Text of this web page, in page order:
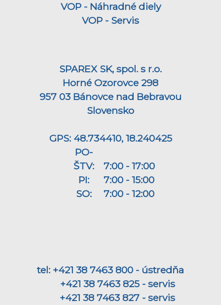
VOP - Náhradné diely
VOP - Servis
SPAREX SK, spol. s r.o.
Horné Ozorovce 298
957 03 Bánovce nad Bebravou
Slovensko
GPS: 48.734410, 18.240425
PO-
ŠTV:
7:00 - 17:00
PI:
7:00 - 15:00
SO:
7:00 - 12:00
tel: +421 38 7463 800 - ústredňa
+421 38 7463 825 - servis
+421 38 7463 827 - servis